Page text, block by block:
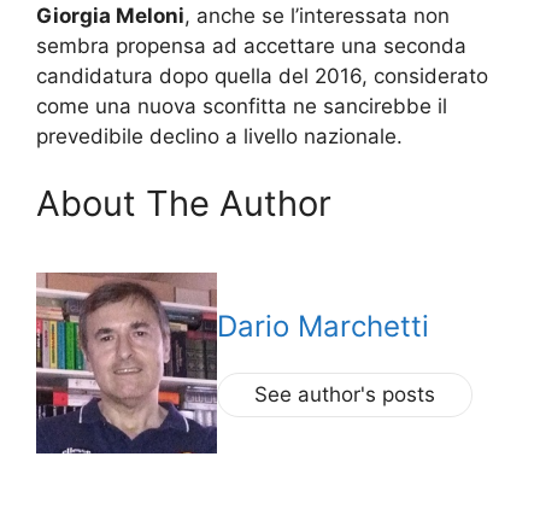
Giorgia Meloni, anche se l’interessata non
sembra propensa ad accettare una seconda
candidatura dopo quella del 2016, considerato
come una nuova sconfitta ne sancirebbe il
prevedibile declino a livello nazionale.
About The Author
Dario Marchetti
See author's posts